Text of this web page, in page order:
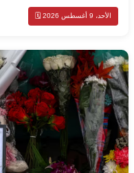
الأحد، 9 أغسطس 2026 🗓️